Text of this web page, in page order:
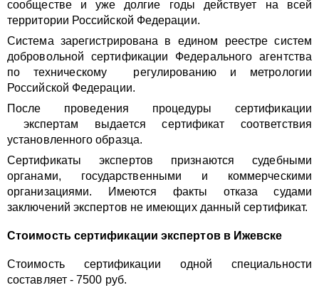
сообществе и уже долгие годы действует на всей
территории Российской Федерации.
Система зарегистрирована в едином реестре систем
добровольной сертификации Федерального агентства
по техническому регулированию и метрологии
Российской Федерации.
После проведения процедуры сертификации
экспертам выдается сертификат соответствия
установленного образца.
Сертификаты экспертов признаются судебными
органами, государственными и коммерческими
организациями. Имеются факты отказа судами
заключений экспертов не имеющих данный сертификат.
Стоимость сертификации экспертов в Ижевске
Стоимость сертификации одной специальности
составляет - 7500 руб.